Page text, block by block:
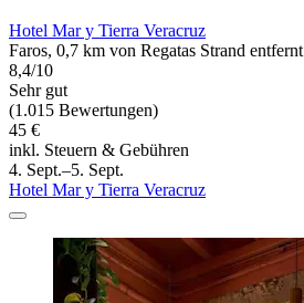
Hotel Mar y Tierra Veracruz
Faros, 0,7 km von Regatas Strand entfernt
8,4/10
Sehr gut
(1.015 Bewertungen)
45 €
inkl. Steuern & Gebühren
4. Sept.–5. Sept.
Hotel Mar y Tierra Veracruz